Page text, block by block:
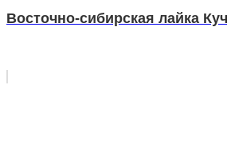
Восточно-сибирская лайка